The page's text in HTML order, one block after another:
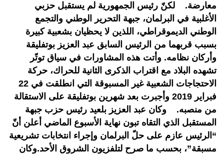
معارضة. لكنّ رئيس الجمهورية لم يستقبل حزبي
الأغلبية في البرلمان، جبهة التحرير الوطني والتجمع
الوطني الديموقراطي، اللذين لا يحظيان بشعبية كبيرة
بسبب قربهما من الرئيس السابق عبد العزيز بوتفليقة
وأركان نظامه. وأتت هذه المشاورات في سياق توتّر
تشهده البلاد مع اقتراب الذكرى الثانية للحراك، حركة
الاحتجاجات الشعبية غير المسبوقة التي انطلقت في 22
فبراير 2019 وأجبرت بعد شهرين بوتفليقة على الاستقالة
من منصبه. وكان عبد العزيز بلعيد رئيس حزب جبهة
المستقبل الذي التقاه تبون نهاية الأسبوع الماضي أعلن أنّ
“الرئيس عازم على حلّ البرلمان وإجراء انتخابات تشريعية
مسبقة”، بحسب ما صرح لتلفزيون الشروق الأحد.وكان